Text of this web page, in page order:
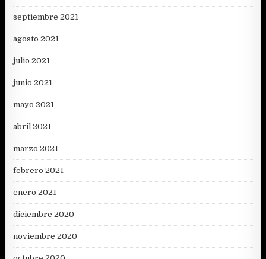
septiembre 2021
agosto 2021
julio 2021
junio 2021
mayo 2021
abril 2021
marzo 2021
febrero 2021
enero 2021
diciembre 2020
noviembre 2020